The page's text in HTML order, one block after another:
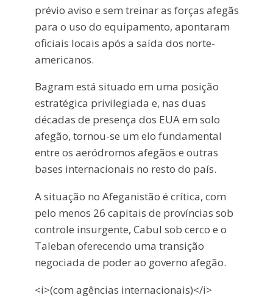
prévio aviso e sem treinar as forças afegãs
para o uso do equipamento, apontaram
oficiais locais após a saída dos norte-
americanos.
Bagram está situado em uma posição
estratégica privilegiada e, nas duas
décadas de presença dos EUA em solo
afegão, tornou-se um elo fundamental
entre os aeródromos afegãos e outras
bases internacionais no resto do país.
A situação no Afeganistão é crítica, com
pelo menos 26 capitais de províncias sob
controle insurgente, Cabul sob cerco e o
Taleban oferecendo uma transição
negociada de poder ao governo afegão.
<i>(com agências internacionais)</i>